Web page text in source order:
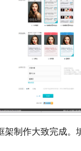
架制作大致完成。